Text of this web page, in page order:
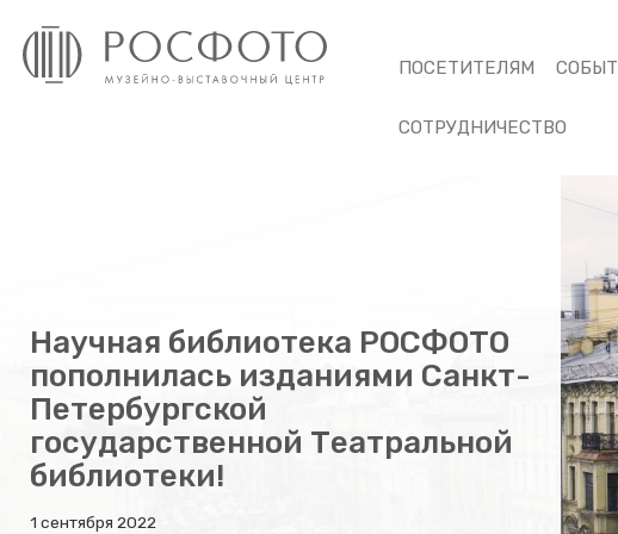
ПОСЕТИТЕЛЯМ
СОТРУДНИЧЕСТВО
Научная библиотека РОСФОТО
пополнилась изданиями Санкт-
Петербургской
государственной Театральной
библиотеки!
1 сентября 2022